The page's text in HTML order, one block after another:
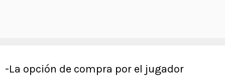
-La opción de compra por el jugador